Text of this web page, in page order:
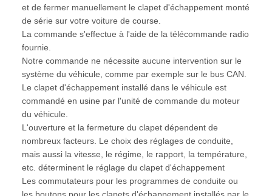
et de fermer manuellement le clapet d'échappement monté
de série sur votre voiture de course.
La commande s'effectue à l'aide de la télécommande radio
fournie.
Notre commande ne nécessite aucune intervention sur le
système du véhicule, comme par exemple sur le bus CAN.
Le clapet d'échappement installé dans le véhicule est
commandé en usine par l'unité de commande du moteur
du véhicule.
L'ouverture et la fermeture du clapet dépendent de
nombreux facteurs. Le choix des réglages de conduite,
mais aussi la vitesse, le régime, le rapport, la température,
etc. déterminent le réglage du clapet d'échappement
Les commutateurs pour les programmes de conduite ou